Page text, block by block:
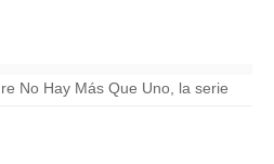
No Hay Más Que Uno, la serie